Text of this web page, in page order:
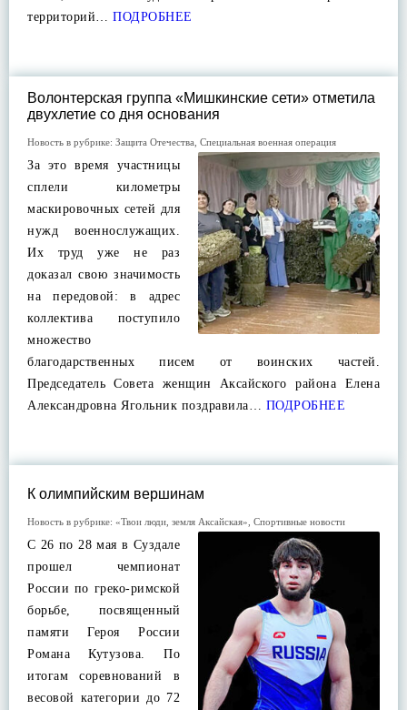
территорий… ПОДРОБНЕЕ
Волонтерская группа «Мишкинские сети» отметила
двухлетие со дня основания
Новость в рубрике: Защита Отечества Специальная военная операция
За это время участницы
сплели километры
маскировочных сетей для
нужд военнослужащих.
Их труд уже не раз
доказал свою значимость
на передовой: в адрес
коллектива поступило
множество
благодарственных писем от воинских частей.
Председатель Совета женщин Аксайского района Елена
Александровна Ягольник поздравила… ПОДРОБНЕЕ
К олимпийским вершинам
Новость в рубрике: «Твои люди, земля Аксайская» Спортивные новости
С 26 по 28 мая в Суздале
прошел чемпионат
России по греко-римской
борьбе, посвященный
памяти Героя России
Романа Кутузова. По
итогам соревнований в
весовой категории до 72